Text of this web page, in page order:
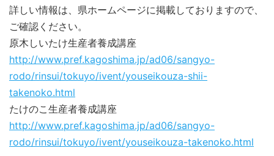
詳しい情報は、県ホームページに掲載しておりますので、
ご確認ください。
原木しいたけ生産者養成講座
http://www.pref.kagoshima.jp/ad06/sangyo-
rodo/rinsui/tokuyo/ivent/youseikouza-shii-
takenoko.html
たけのこ生産者養成講座
http://www.pref.kagoshima.jp/ad06/sangyo-
rodo/rinsui/tokuyo/ivent/youseikouza-takenoko.html